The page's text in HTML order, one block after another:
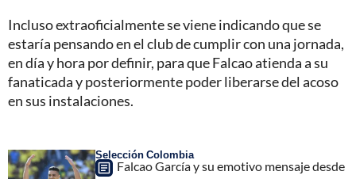
Incluso extraoficialmente se viene indicando que se
estaría pensando en el club de cumplir con una jornada,
en día y hora por definir, para que Falcao atienda a su
fanaticada y posteriormente poder liberarse del acoso
en sus instalaciones.
Selección Colombia
Falcao García y su emotivo mensaje desde